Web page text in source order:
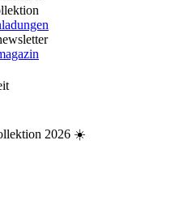
2026 ☀️